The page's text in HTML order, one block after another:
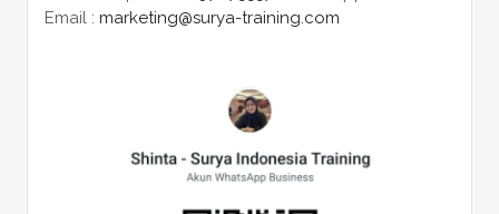
Email : marketing@surya-training.com